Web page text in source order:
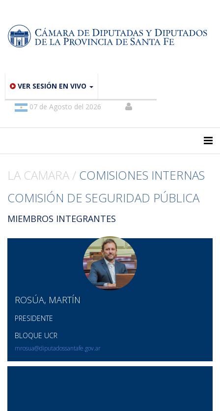
VER SESIÓN EN VIVO
07 de Agosto del 2026
LA CAMARA / COMISIONES INTERNAS
COMISIÓN DE SEGURIDAD PÚBLICA
MIEMBROS INTEGRANTES
ROSÚA, MARTÍN
PRESIDENTE
BLOQUE UCR
mrosua@diputadossantafe.gov.ar